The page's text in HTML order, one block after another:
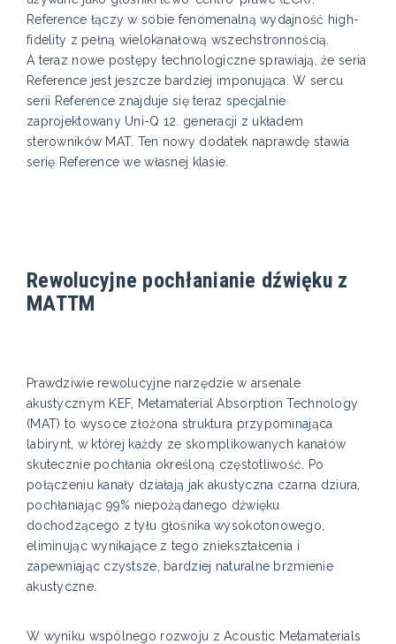
Reference łączy w sobie fenomenalną wydajność high-
fidelity z pełną wielokanałową wszechstronnością.
A teraz nowe postępy technologiczne sprawiają, że seria
Reference jest jeszcze bardziej imponująca. W sercu
serii Reference znajduje się teraz specjalnie
zaprojektowany Uni-Q 12. generacji z układem
sterowników MAT. Ten nowy dodatek naprawdę stawia
serię Reference we własnej klasie.
Rewolucyjne pochłanianie dźwięku z
MATTM
Prawdziwie rewolucyjne narzędzie w arsenale
akustycznym KEF, Metamaterial Absorption Technology
(MAT) to wysoce złożona struktura przypominająca
labirynt, w której każdy ze skomplikowanych kanałów
skutecznie pochłania określoną częstotliwość. Po
połączeniu kanały działają jak akustyczna czarna dziura,
pochłaniając 99% niepożądanego dźwięku
dochodzącego z tyłu głośnika wysokotonowego,
eliminując wynikające z tego zniekształcenia i
zapewniając czystsze, bardziej naturalne brzmienie
akustyczne.
W wyniku wspólnego rozwoju z Acoustic Metamaterials